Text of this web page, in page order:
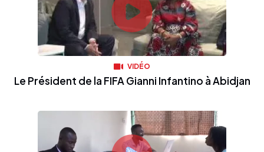
VIDÉO
Le Président de la FIFA Gianni Infantino à Abidjan